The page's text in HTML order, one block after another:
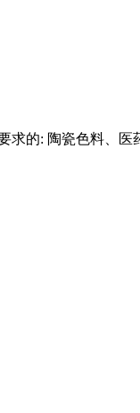
求的: 陶瓷色料、医